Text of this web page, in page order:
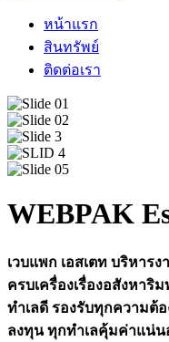
หน้าแรก
สินทรัพย์
ติดต่อเรา
WEBPAK
เวบแพก เอสเตท บริหาร
ครบเครื่องเรื่องอสังหาริ
ทำเลดี รองรับทุกความต้
ลงทุน ทุกทำเลคุ้มค่าแน่น